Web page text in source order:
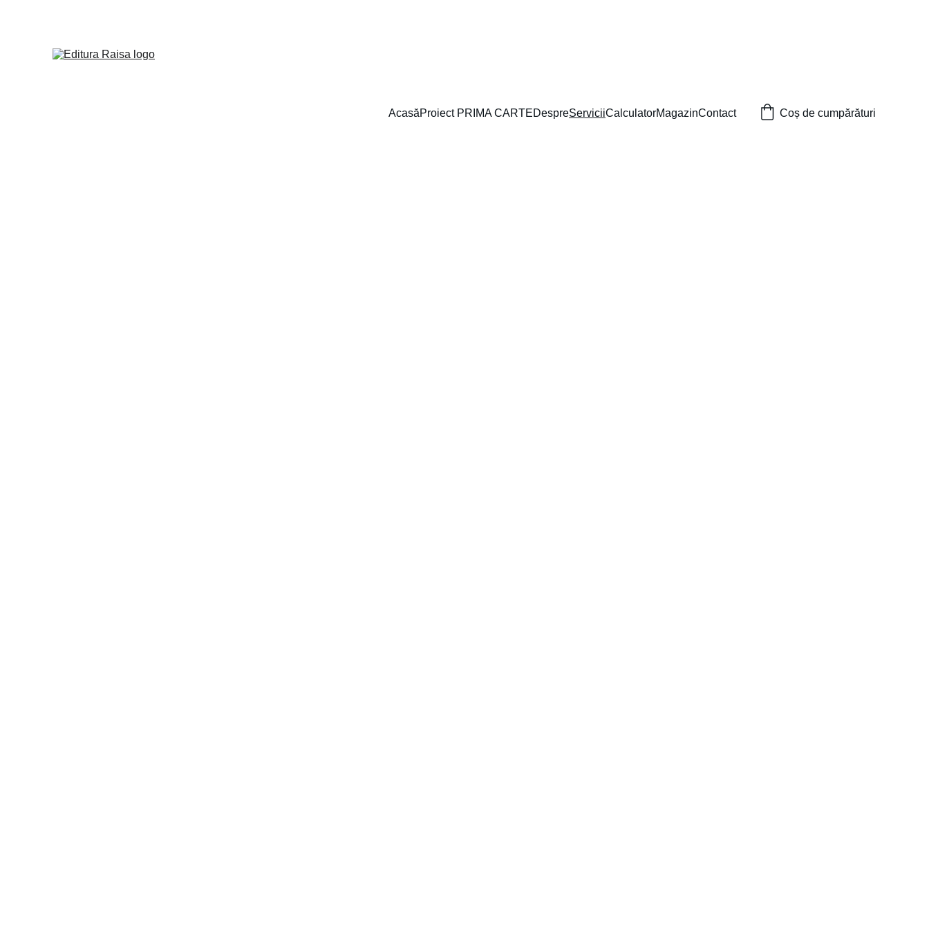
AcasăProiect PRIMA CARTEDespreServiciiCalculatorMagazinContact Coș de cumpărături